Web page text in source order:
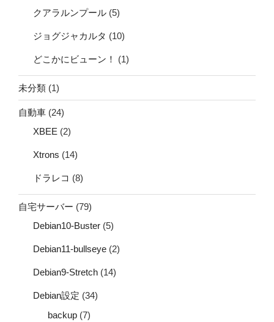
クアラルンプール (5)
ジョグジャカルタ (10)
どこかにビューン！ (1)
未分類 (1)
自動車 (24)
XBEE (2)
Xtrons (14)
ドラレコ (8)
自宅サーバー (79)
Debian10-Buster (5)
Debian11-bullseye (2)
Debian9-Stretch (14)
Debian設定 (34)
backup (7)